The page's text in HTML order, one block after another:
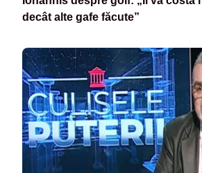
decât alte gafe făcute”